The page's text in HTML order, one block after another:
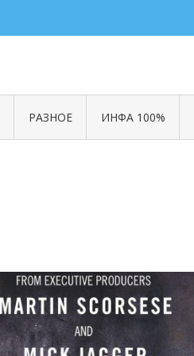
РАЗНОЕ ИНФА 100%